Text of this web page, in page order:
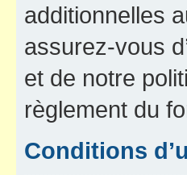
additionnelles
assurez-vous
et de notre
règlement du
Conditions